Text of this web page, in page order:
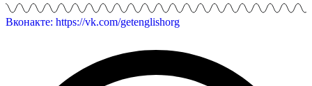
Вконакте: https://vk.com/getenglishorg